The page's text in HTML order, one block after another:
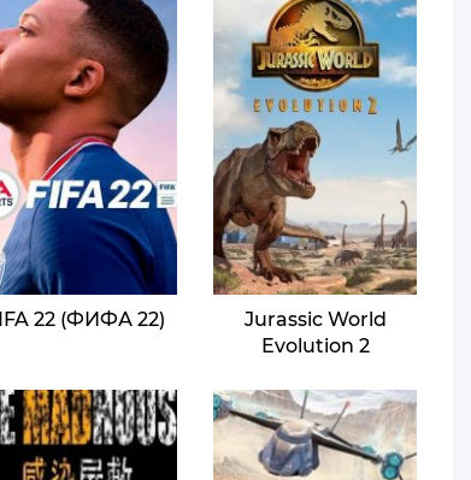
22 (ФИФА 22)
Jurassic World
Evolution 2